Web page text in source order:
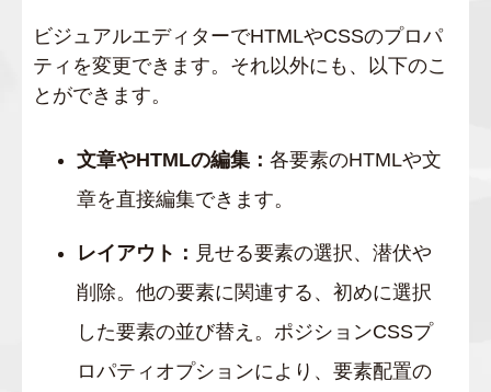
ビジュアルエディターでHTMLやCSSのプロパ
ティを変更できます。それ以外にも、以下のこ
とができます。
文章やHTMLの編集： 各要素のHTMLや文
章を直接編集できます。
レイアウト： 見せる要素の選択、潜伏や
削除。他の要素に関連する、初めに選択
した要素の並び替え。ポジションCSSプ
ロパティオプションにより、要素配置の